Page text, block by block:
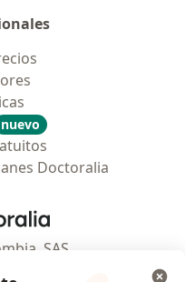
nuevo
Doctoralia
- Página de inicio
SAS